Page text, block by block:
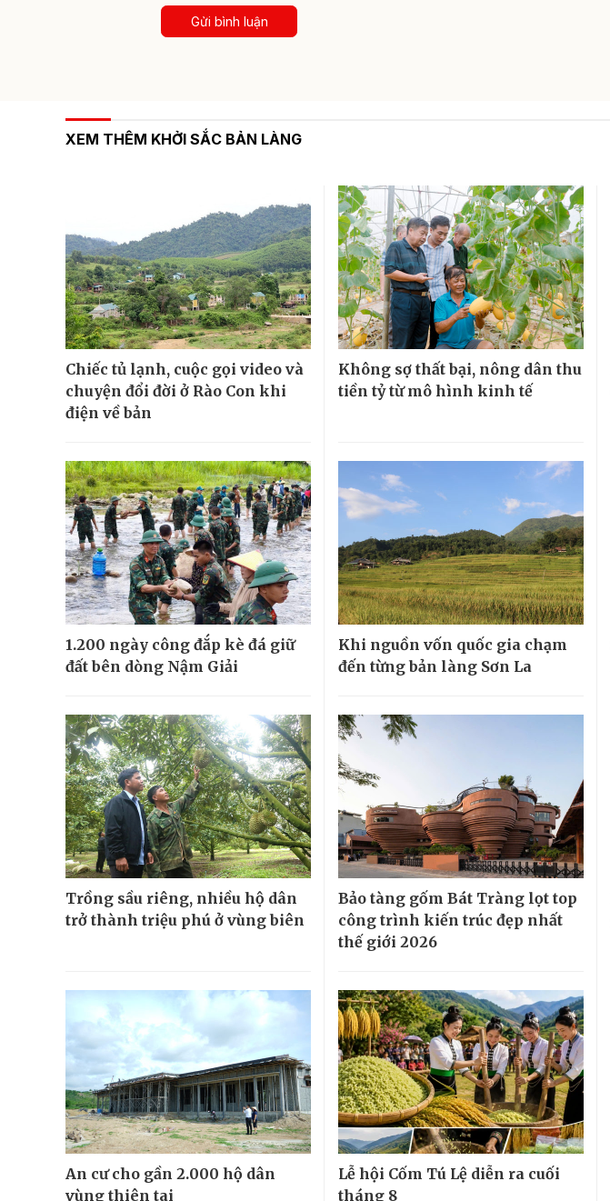
Gửi bình luận
XEM THÊM KHỞI SẮC BẢN LÀNG
Chiếc tủ lạnh, cuộc gọi video và
chuyện đổi đời ở Rào Con khi
điện về bản
Không sợ thất bại, nông dân thu
tiền tỷ từ mô hình kinh tế
1.200 ngày công đắp kè đá giữ
đất bên dòng Nậm Giải
Khi nguồn vốn quốc gia chạm
đến từng bản làng Sơn La
Trồng sầu riêng, nhiều hộ dân
trở thành triệu phú ở vùng biên
Bảo tàng gốm Bát Tràng lọt top
công trình kiến trúc đẹp nhất
thế giới 2026
An cư cho gần 2.000 hộ dân
vùng thiên tai
Lễ hội Cốm Tú Lệ diễn ra cuối
tháng 8